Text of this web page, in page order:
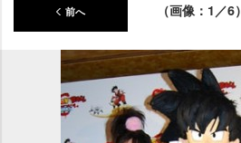
前へ （画像：1／6）